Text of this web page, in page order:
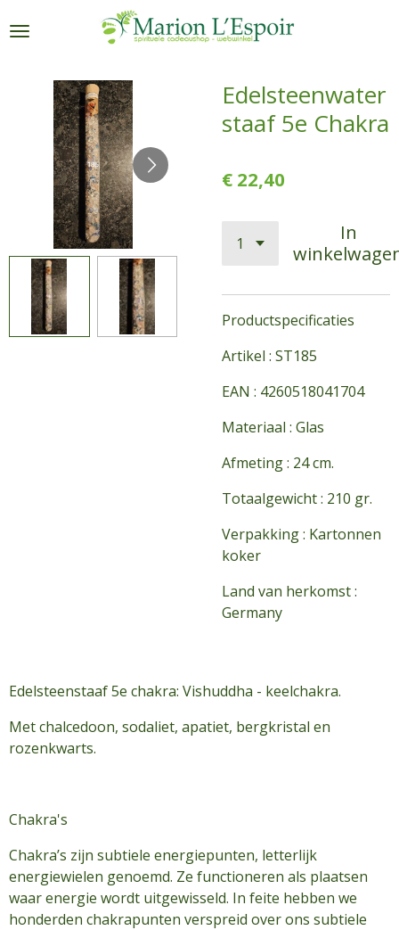
direct
hoofdinhoud
Edelsteenwater
staaf 5e Chakra
€ 22,40
In
Productspecificaties
Artikel : ST185
EAN : 4260518041704
Materiaal : Glas
Afmeting : 24 cm.
Totaalgewicht : 210 gr.
Verpakking : Kartonnen
koker
Land van herkomst :
Germany
Edelsteenstaaf 5e chakra: Vishuddha - keelchakra.
Met chalcedoon, sodaliet, apatiet, bergkristal en
rozenkwarts.
Chakra's
Chakra’s zijn subtiele energiepunten, letterlijk
energiewielen genoemd. Ze functioneren als plaatsen
waar energie wordt uitgewisseld. In feite hebben we
honderden chakrapunten verspreid over ons subtiele